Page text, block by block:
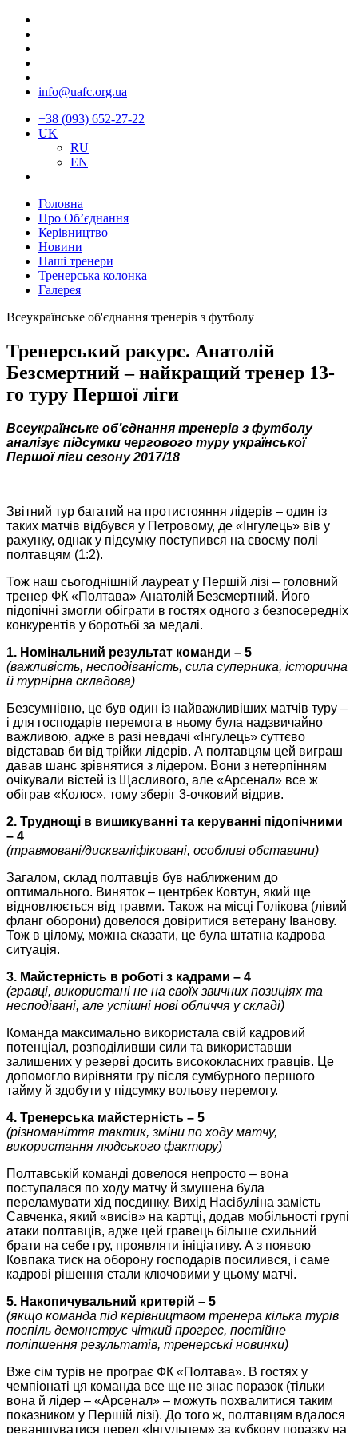
info@uafc.org.ua
+38 (093) 652-27-22
UK
RU
EN
Головна
Про Об’єднання
Керівництво
Новини
Наші тренери
Тренерська колонка
Галерея
Всеукраїнське об'єднання тренерів з футболу
Тренерський ракурс. Анатолій
Безсмертний – найкращий тренер 13-
го туру Першої ліги
Всеукраїнське об’єднання тренерів з футболу
аналізує підсумки чергового туру української
Першої ліги сезону 2017/18
Звітний тур багатий на протистояння лідерів – один із
таких матчів відбувся у Петровому, де «Інгулець» вів у
рахунку, однак у підсумку поступився на своєму полі
полтавцям (1:2).
Тож наш сьогоднішній лауреат у Першій лізі – головний
тренер ФК «Полтава» Анатолій Безсмертний. Його
підопічні змогли обіграти в гостях одного з безпосередніх
конкурентів у боротьбі за медалі.
1. Номінальний результат команди – 5
(важливість, несподіваність, сила суперника, історична
й турнірна складова)
Безсумнівно, це був один із найважливіших матчів туру –
і для господарів перемога в ньому була надзвичайно
важливою, адже в разі невдачі «Інгулець» суттєво
відставав би від трійки лідерів. А полтавцям цей виграш
давав шанс зрівнятися з лідером. Вони з нетерпінням
очікували вістей із Щасливого, але «Арсенал» все ж
обіграв «Колос», тому зберіг 3-очковий відрив.
2. Труднощі в вишикуванні та керуванні підопічними
– 4
(травмовані/дискваліфіковані, особливі обставини)
Загалом, склад полтавців був наближеним до
оптимального. Виняток – центрбек Ковтун, який ще
відновлюється від травми. Також на місці Голікова (лівий
фланг оборони) довелося довіритися ветерану Іванову.
Тож в цілому, можна сказати, це була штатна кадрова
ситуація.
3. Майстерність в роботі з кадрами – 4
(гравці, використані не на своїх звичних позиціях та
несподівані, але успішні нові обличчя у складі)
Команда максимально використала свій кадровий
потенціал, розподіливши сили та використавши
залишених у резерві досить висококласних гравців. Це
допомогло вирівняти гру після сумбурного першого
тайму й здобути у підсумку вольову перемогу.
4. Тренерська майстерність – 5
(різноманіття тактик, зміни по ходу матчу,
використання людського фактору)
Полтавській команді довелося непросто – вона
поступалася по ходу матчу й змушена була
переламувати хід поєдинку. Вихід Насібуліна замість
Савченка, який «висів» на картці, додав мобільності групі
атаки полтавців, адже цей гравець більше схильний
брати на себе гру, проявляти ініціативу. А з появою
Ковпака тиск на оборону господарів посилився, і саме
кадрові рішення стали ключовими у цьому матчі.
5. Накопичувальний критерій – 5
(якщо команда під керівництвом тренера кілька турів
поспіль демонструє чіткий прогрес, постійне
поліпшення результатів, тренерські новинки)
Вже сім турів не програє ФК «Полтава». В гостях у
чемпіонаті ця команда все ще не знає поразок (тільки
вона й лідер – «Арсенал» – можуть похвалитися таким
показником у Першій лізі). До того ж, полтавцям вдалося
реваншуватися перед «Інгульцем» за кубкову поразку на